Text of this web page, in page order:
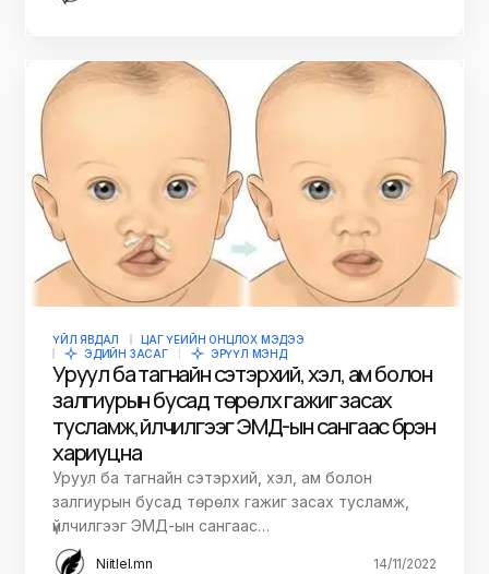
ҮЙЛ ЯВДАЛ
ЦАГ ҮЕИЙН ОНЦЛОХ МЭДЭЭ
ЭДИЙН ЗАСАГ
ЭРҮҮЛ МЭНД
Уруул ба тагнайн сэтэрхий, хэл, ам болон
залгиурын бусад төрөлх гажиг засах
тусламж, үйлчилгээг ЭМД-ын сангаас бүрэн
хариуцна
Уруул ба тагнайн сэтэрхий, хэл, ам болон
залгиурын бусад төрөлх гажиг засах тусламж,
үйлчилгээг ЭМД-ын сангаас…
Niitlel.mn 14/11/2022